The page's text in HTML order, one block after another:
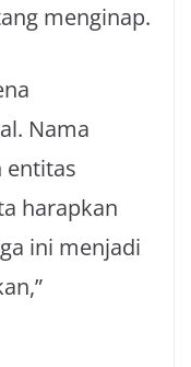
menginap.
Nama
entitas
harapkan
ini menjadi